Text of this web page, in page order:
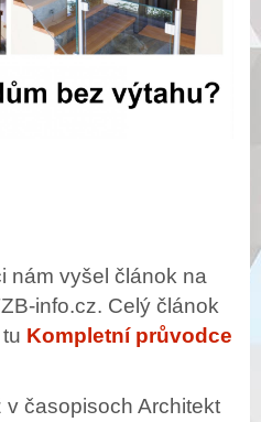
nám vyšel článok na
info.cz. Celý článok
Kompletní průvodce
v časopisoch Architekt